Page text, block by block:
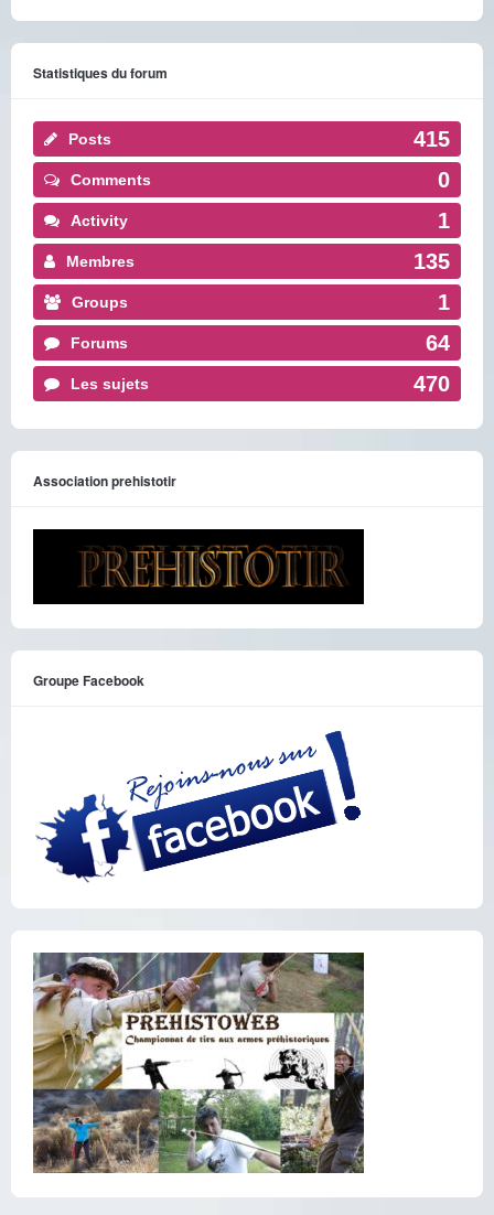
Statistiques du forum
Posts 415
Comments 0
Activity 1
Membres 135
Groups 1
Forums 64
Les sujets 470
Association prehistotir
Groupe Facebook